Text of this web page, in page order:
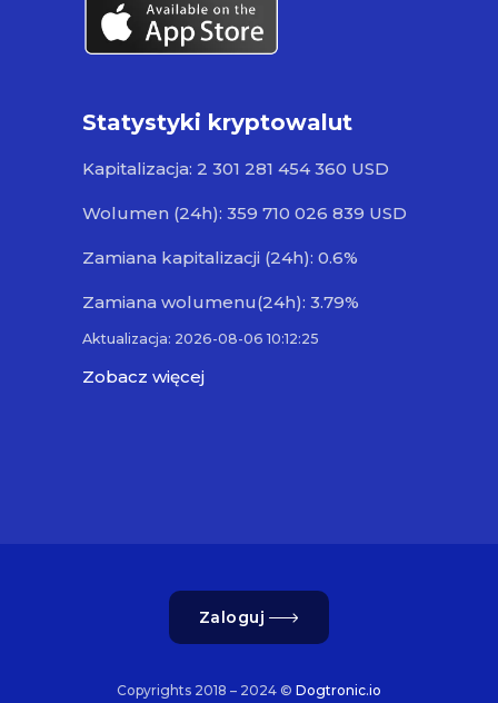
Statystyki kryptowalut
Kapitalizacja: 2 301 281 454 360 USD
Wolumen (24h): 359 710 026 839 USD
Zamiana kapitalizacji (24h): 0.6%
Zamiana wolumenu(24h): 3.79%
Aktualizacja: 2026-08-06 10:12:25
Zobacz więcej
Zaloguj
Copyrights 2018 – 2024 © Dogtronic.io